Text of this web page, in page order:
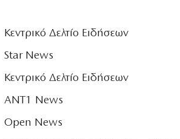
Κεντρικό Δελτίο Ειδήσεων
Star News
Κεντρικό Δελτίο Ειδήσεων
ANT1 News
Open News